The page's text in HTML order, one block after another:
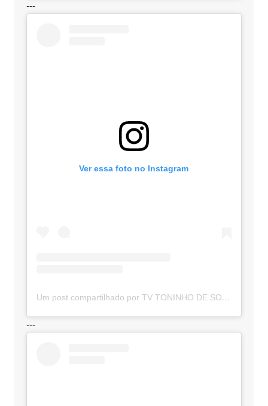
---
Ver essa foto no Instagram
Um post compartilhado por TV TONINHO DE SOUZA (@toninhodesouzamt)
---